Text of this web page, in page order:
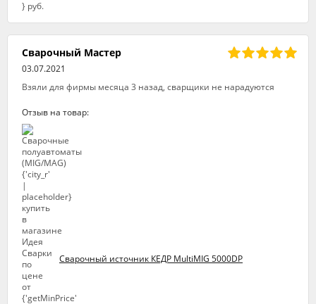
Сварочный Мастер
03.07.2021
Взяли для фирмы месяца 3 назад, сварщики не нарадуются
Отзыв на товар:
Сварочный источник КЕДР MultiMIG 5000DP